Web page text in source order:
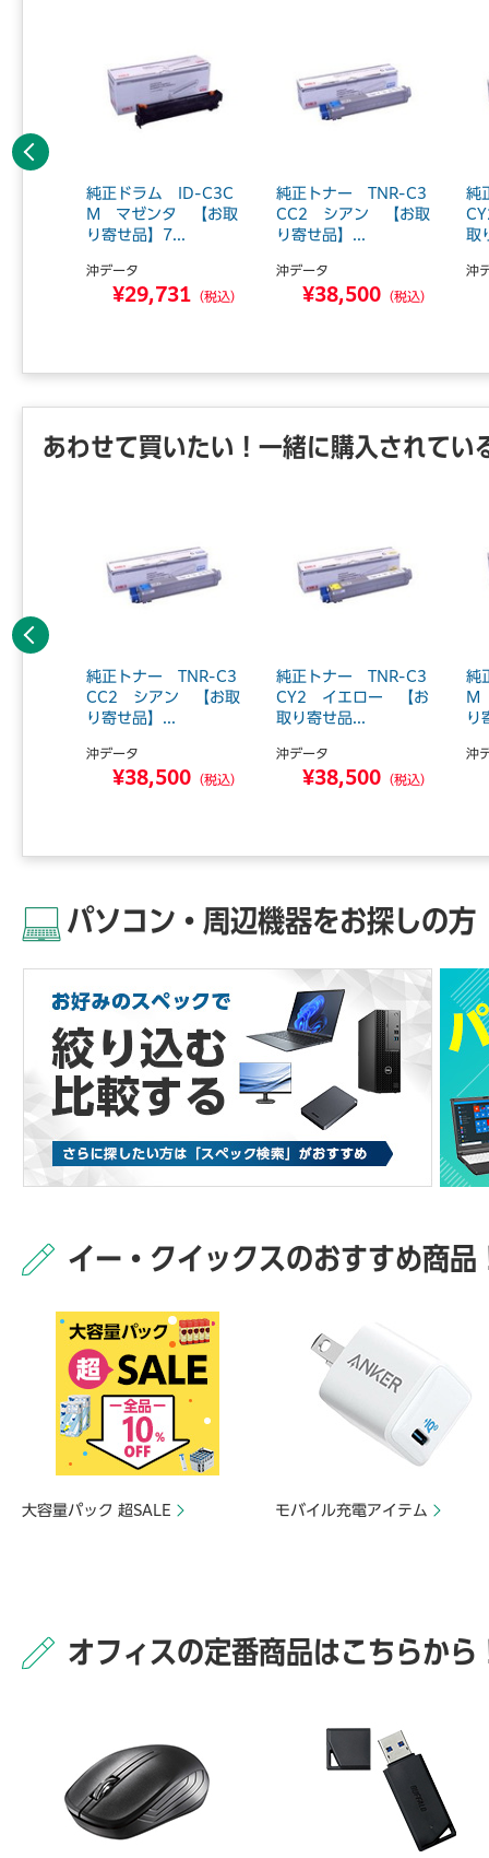
純正ドラム ID-C3C
M マゼンタ 【お取
り寄せ品】7...
沖データ
¥29,731 （税込）
純正トナー TNR-C3
CC2 シアン 【お取
り寄せ品】...
沖データ
¥38,500 （税込）
純
取
沖
前へ
あわせて買いたい！一緒に購入されてい
純正トナー TNR-C3
CC2 シアン 【お取
り寄せ品】...
沖データ
¥38,500 （税込）
純正トナー TNR-C3
CY2 イエロー 【お
取り寄せ品...
沖データ
¥38,500 （税込）
純
M
り
沖
前へ
パソコン・周辺機器をお探しの方
イー・クイックスのおすすめ商品
大容量パック 超SALE モバイル充電アイテム
オフィスの定番商品はこちらから